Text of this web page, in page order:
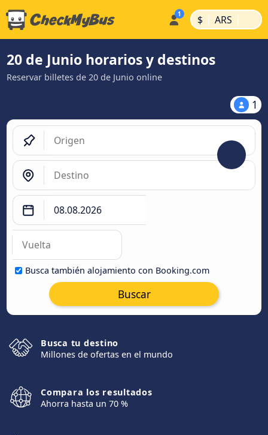
$ | ARS |
20 de Junio horarios y destinos
Reservar billetes de 20 de Junio online
1
Busca también alojamiento con Booking.com
Buscar
Busca tu destino
Millones de ofertas en el mundo
Compara los resultados
Ahorra hasta un 70 %